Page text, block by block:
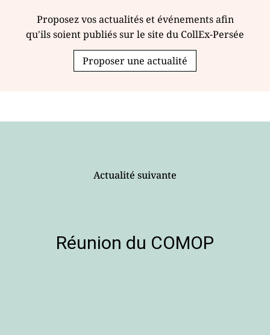
Proposez vos actualités et événements afin
qu'ils soient publiés sur le site du CollEx-Persée
Proposer une actualité
Actualité suivante
Réunion du COMOP